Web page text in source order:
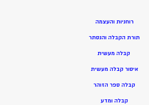
רוחניות והעצמה
תורת הקבלה והנסתר
קבלה מעשית
איסור קבלה מעשית
קבלה ספר הזוהר
קבלה ומדע